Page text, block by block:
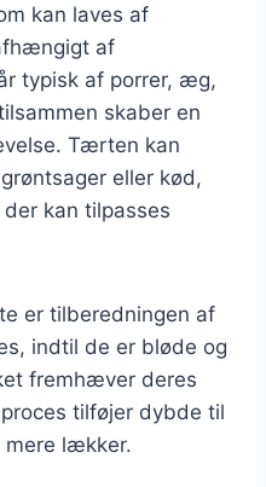
kan laves af
af
typisk af porrer, æg,
skaber en
Tærten kan
eller kød,
kan tilpasses
er tilberedningen af
indtil de er bløde og
fremhæver deres
tilføjer dybde til
mere lækker.